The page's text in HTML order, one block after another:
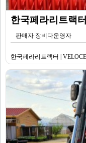
판매자 장비다운영자
한국페라리트랙터 |